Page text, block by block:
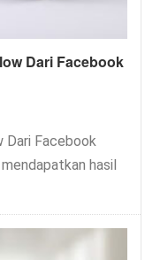
Dari Facebook
Dari Facebook
hasil